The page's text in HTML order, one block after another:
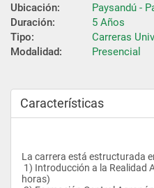
Ubicación:
Paysandú -
Duración:
5 Años
Tipo:
Carreras
Modalidad:
Presencial
Características
La carrera está estructurada
horas)